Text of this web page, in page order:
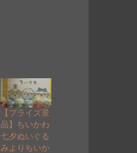
【プライズ景
品】ちいかわ
七夕ぬいぐる
みよりちいか